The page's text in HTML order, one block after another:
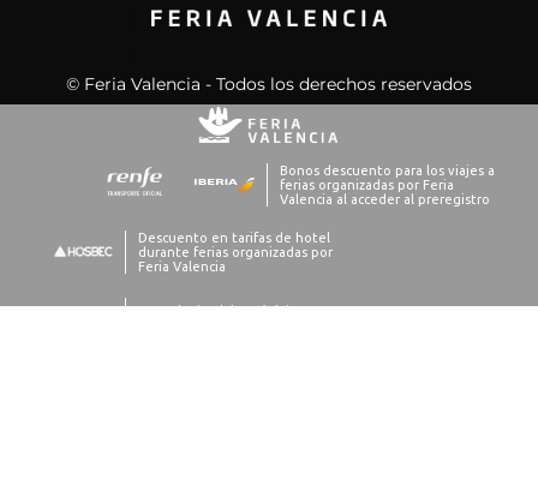
© Feria Valencia - Todos los derechos reservados